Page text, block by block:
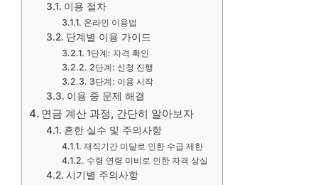
이용 절차
온라인 이용법
단계별 이용 가이드
1단계: 자격 확인
2단계: 신청 진행
3단계: 이용 시작
이용 중 문제 해결
연금 계산 과정, 간단히 알아보자
흔한 실수 및 주의사항
재직기간 미달로 인한 수급 제한
수령 연령 미비로 인한 자격 상실
시기별 주의사항